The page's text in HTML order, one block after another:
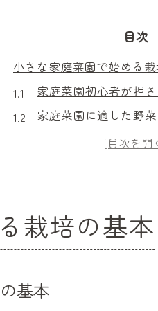
目次
小さな家庭菜園で始める
家庭菜園初心者が押
家庭菜園に適した野
失敗しない家庭菜園
小スペースで実現す
手間いらずの家庭菜園で野
家庭菜園で育てやすい
家庭菜園で手間を減ら
栽培の基本
基本